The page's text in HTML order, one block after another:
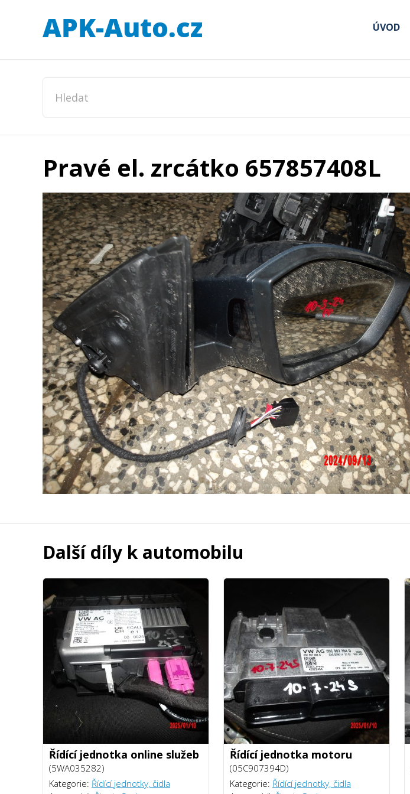
ÚVOD
Pravé el. zrcátko 657857408L
Další díly k automobilu
Řídící jednotka online služeb
(5WA035282)
Kategorie: Řídící jednotky, čidla
Řídící jednotka motoru
(05C907394D)
Kategorie: Řídící jednotky, čidla